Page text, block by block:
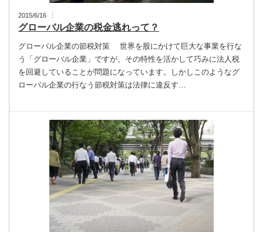
2015/6/16
グローバル企業の税金逃れって？
グローバル企業の節税対策 世界を股にかけて巨大な事業を行な
う「グローバル企業」ですが、その特性を活かして巧みに法人税
を回避していることが問題になっています。しかしこのようなグ
ローバル企業の行なう節税対策は法律に違反す…